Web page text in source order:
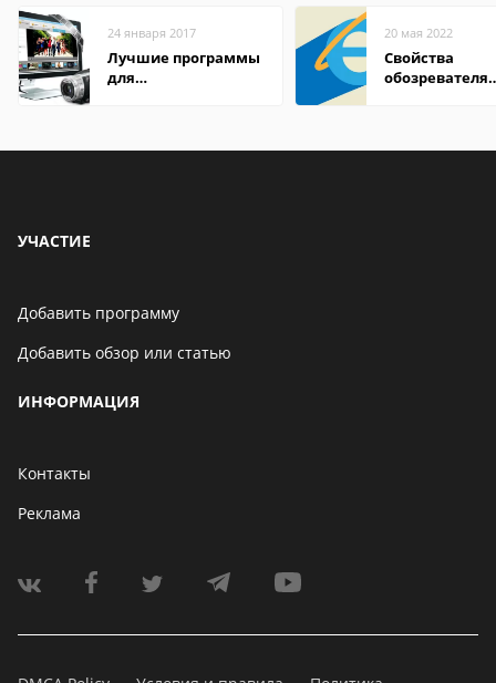
24 января 2017
Лучшие программы
для
20 мая 2022
Свойства
обозревателя
УЧАСТИЕ
Добавить программу
Добавить обзор или статью
ИНФОРМАЦИЯ
Контакты
Реклама